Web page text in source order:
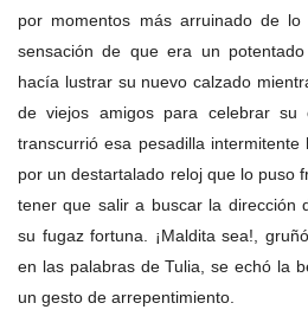
por momentos más arruinado de
sensación de que era un
hacía lustrar su nuevo calzado
de viejos amigos para celebrar
transcurrió esa pesadilla
por un destartalado reloj que lo puso
tener que salir a buscar la dirección
su fugaz fortuna. ¡Maldita sea!,
en las palabras de Tulia, se echó la
un gesto de arrepentimiento.